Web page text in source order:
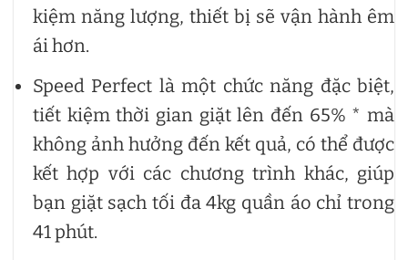
kiệm năng lượng, thiết bị sẽ vận hành êm
ái hơn.
Speed Perfect là một chức năng đặc biệt,
tiết kiệm thời gian giặt lên đến 65% * mà
không ảnh hưởng đến kết quả, có thể được
kết hợp với các chương trình khác, giúp
bạn giặt sạch tối đa 4kg quần áo chỉ trong
41 phút.